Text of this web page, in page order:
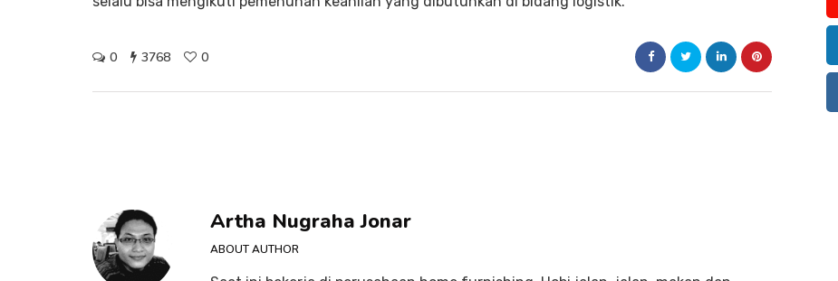
0 3768 0
Artha Nugraha Jonar
ABOUT AUTHOR